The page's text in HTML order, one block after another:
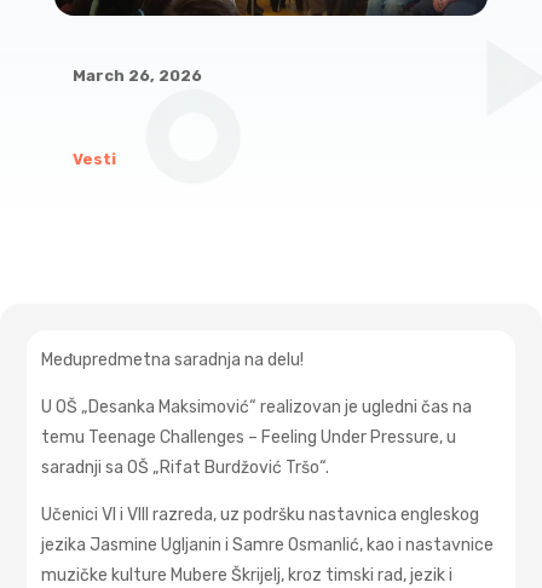
March 26, 2026
Vesti
Međupredmetna saradnja na delu!
U OŠ „Desanka Maksimović“ realizovan je ugledni čas na
temu Teenage Challenges – Feeling Under Pressure, u
saradnji sa OŠ „Rifat Burdžović Tršo“.
Učenici VI i VIII razreda, uz podršku nastavnica engleskog
jezika Jasmine Ugljanin i Samre Osmanlić, kao i nastavnice
muzičke kulture Mubere Škrijelj, kroz timski rad, jezik i